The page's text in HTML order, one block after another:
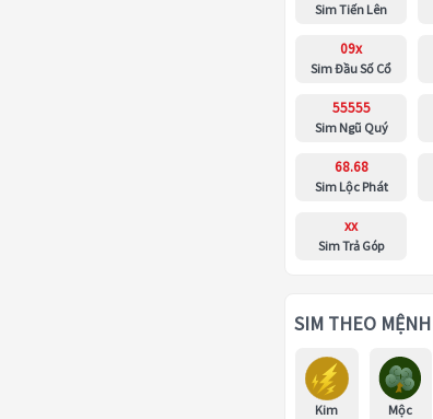
Sim Tiến Lên
09x
Sim Đầu Số Cổ
55555
Sim Ngũ Quý
68.68
Sim Lộc Phát
xx
Sim Trả Góp
SIM THEO MỆNH
Kim Mộc